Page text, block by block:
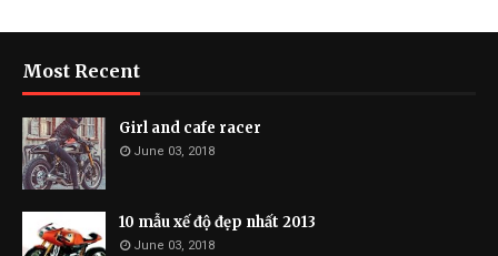
Most Recent
Girl and cafe racer
June 03, 2018
10 mẫu xế độ đẹp nhất 2013
June 03, 2018